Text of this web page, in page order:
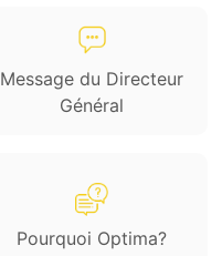
Message du Directeur
Général
Pourquoi Optima?